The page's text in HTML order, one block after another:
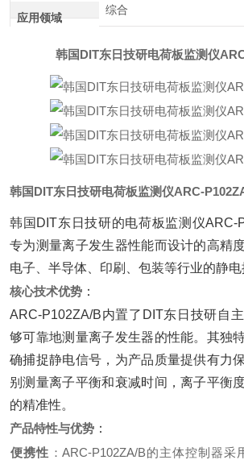
应用领域
综合
韩国DIT东日技研电荷板监测仪
韩国DIT东日技研电荷板监测仪ARC-
韩国DIT东日技研的电荷板监测仪ARC-
专为测量离子发生器性能而设计的高精
电子、半导体、印刷、包装等行业的静电
核心技术优势 ‌：
ARC-P102ZA/B内置了DIT东日技研自
够可靠地测量离子发生器的性能。其独
确捕捉静电信号，为产品质量提供有力
别测量离子平衡和衰减时间，离子平衡
的精准性。
产品特性与优势 ‌：
便携性 ：ARC-P102ZA/B的主体控制器